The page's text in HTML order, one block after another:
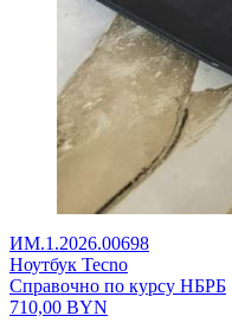
ИМ.1.2026.00698
Ноутбук Tecno
Справочно по курсу НБРБ
710,00 BYN